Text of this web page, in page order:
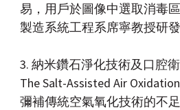
易，用戶於圖像中選取消毒
製造系統工程系席寧教授研發
3. 納米鑽石淨化技術及口腔
The Salt-Assisted Air
彌補傳統空氣氧化技術的不